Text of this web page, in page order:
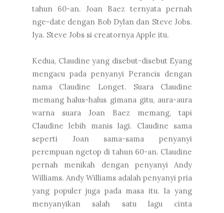
tahun 60-an. Joan Baez ternyata pernah
nge-date dengan Bob Dylan dan Steve Jobs.
Iya. Steve Jobs si creatornya Apple itu.
Kedua, Claudine yang disebut-disebut Eyang
mengacu pada penyanyi Perancis dengan
nama Claudine Longet. Suara Claudine
memang halus-halus gimana gitu, aura-aura
warna suara Joan Baez memang, tapi
Claudine lebih manis lagi. Claudine sama
seperti Joan sama-sama penyanyi
perempuan ngetop di tahun 60-an. Claudine
pernah menikah dengan penyanyi Andy
Williams. Andy Williams adalah penyanyi pria
yang populer juga pada masa itu. Ia yang
menyanyikan salah satu lagu cinta